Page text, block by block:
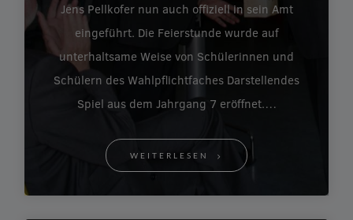
Jens Pellkofer nun auch offiziell in sein Amt
eingeführt. Die Feierstunde wurde auf
unterhaltsame Weise von Schülerinnen und
Schülern des Wahlpflichtfaches Darstellendes
Spiel aus dem Jahrgang 7 eröffnet.…
WEITERLESEN